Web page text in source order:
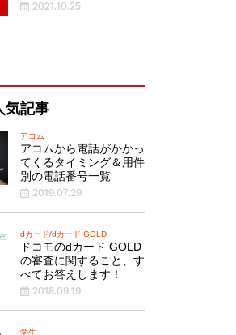
2021.10.25
気記事
アコム
アコムから電話がかかっ
てくるタイミング＆用件
別の電話番号一覧
2019.07.29
dカード/dカード GOLD
ドコモのdカード GOLD
の審査に関すること、す
べてお答えします！
2018.09.19
学生